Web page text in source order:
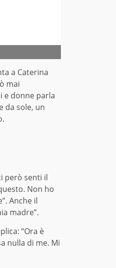
a Caterina
mai
e donne parla
da sole, un
però senti il
Non ho
Anche il
madre”.
“Ora è
nulla di me. Mi